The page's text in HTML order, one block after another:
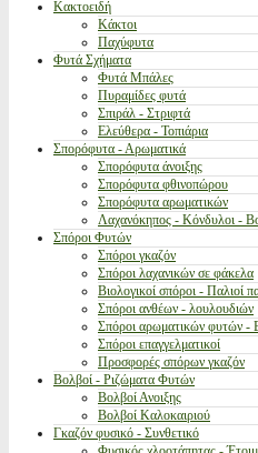
Κακτοειδή
Κάκτοι
Παχύφυτα
Φυτά Σχήματα
Φυτά Μπάλες
Πυραμίδες φυτά
Σπιράλ - Στριφτά
Ελεύθερα - Τοπιάρια
Σπορόφυτα - Αρωματικά
Σπορόφυτα άνοιξης
Σπορόφυτα φθινοπώρου
Σπορόφυτα αρωματικών
Λαχανόκηπος - Κόνδυλοι -
Σπόροι Φυτών
Σπόροι γκαζόν
Σπόροι λαχανικών σε φάκελα
Βιολογικοί σπόροι - Παλιοί
Σπόροι ανθέων - λουλουδιών
Σπόροι αρωματικών φυτών -
Σπόροι επαγγελματικοί
Προσφορές σπόρων γκαζόν
Βολβοί - Ριζώματα Φυτών
Βολβοί Ανοιξης
Βολβοί Καλοκαιριού
Γκαζόν φυσικό - Συνθετικό